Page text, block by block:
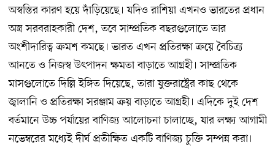
অস্বস্তির কারণ হয়ে দাঁড়িয়েছে। যদিও রাশিয়া এখনও ভারতের প্রধান
অস্ত্র সরবরাহকারী দেশ, তবে সাম্প্রতিক বছরগুলোতে তার
অংশীদারিত্ব ক্রমশ কমছে। ভারত এখন প্রতিরক্ষা ক্রয়ে বৈচিত্র্য
আনতে ও নিজস্ব উৎপাদন ক্ষমতা বাড়াতে আগ্রহী। সাম্প্রতিক
মাসগুলোতে দিল্লি ইঙ্গিত দিয়েছে, তারা যুক্তরাষ্ট্রের কাছ থেকে
জ্বালানি ও প্রতিরক্ষা সরঞ্জাম ক্রয় বাড়াতে আগ্রহী। এদিকে দুই দেশ
বর্তমানে উচ্চ পর্যায়ের বাণিজ্য আলোচনা চালাচ্ছে, যার লক্ষ্য আগামী
নভেম্বরের মধ্যেই দীর্ঘ প্রতীক্ষিত একটি বাণিজ্য চুক্তি সম্পন্ন করা।